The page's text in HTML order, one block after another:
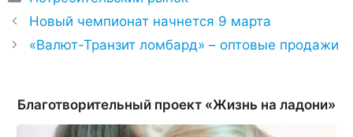
Новый чемпионат начнется 9 марта
«Валют-Транзит ломбард» – оптовые продажи
Благотворительный проект «Жизнь на ладони»